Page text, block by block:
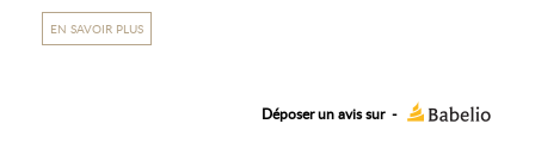
EN SAVOIR PLUS
Déposer un avis sur -